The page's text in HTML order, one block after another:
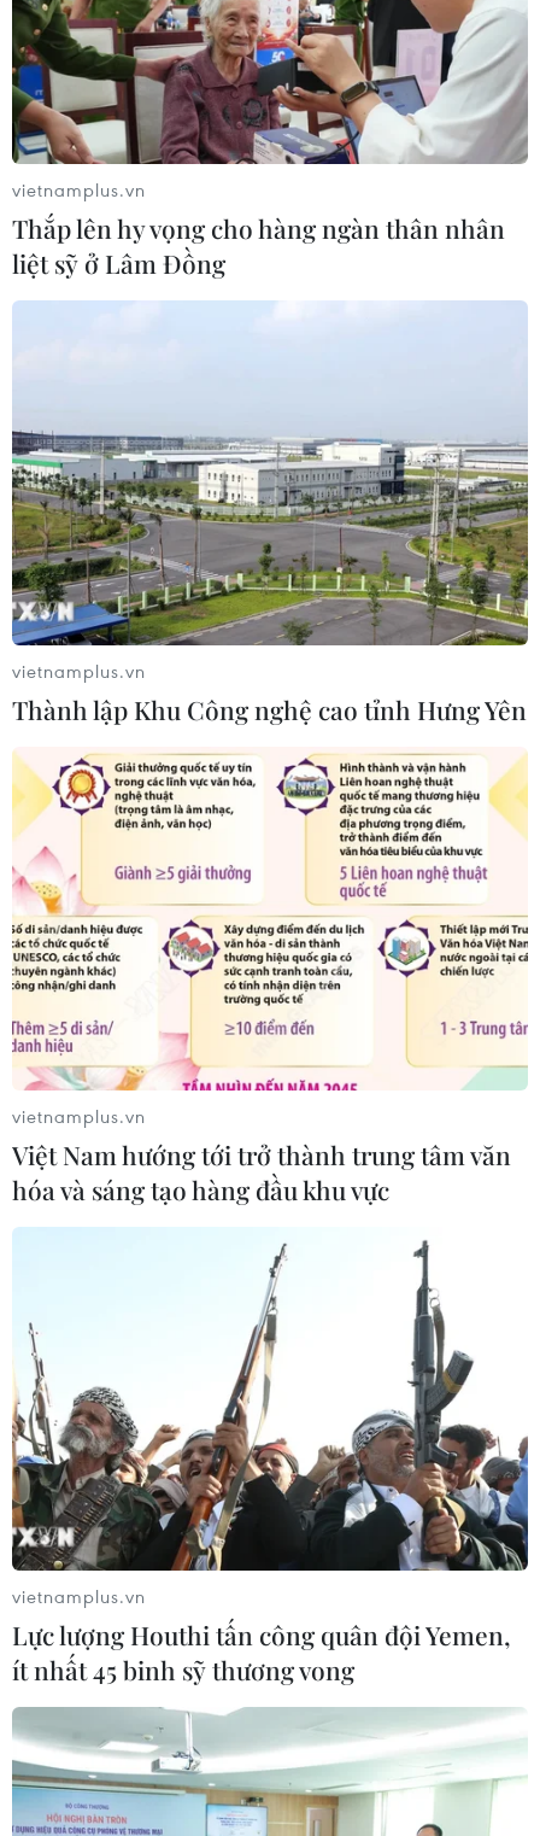
Dịch COVID-19: Thiếu lao động, doanh
nghiệp nỗ lực vượt khó
dịch vụ để đáp ứng yêu cầu về tiến độ và thời gian theo
cam kết với khách hàng.
vietnamplus.vn
Thắp lên hy vọng cho hàng ngàn thân nhân
liệt sỹ ở Lâm Đồng
vietnamplus.vn
Thành lập Khu Công nghệ cao tỉnh Hưng Yên
vietnamplus.vn
Việt Nam hướng tới trở thành trung tâm văn
hóa và sáng tạo hàng đầu khu vực
vietnamplus.vn
Lực lượng Houthi tấn công quân đội Yemen,
ít nhất 45 binh sỹ thương vong